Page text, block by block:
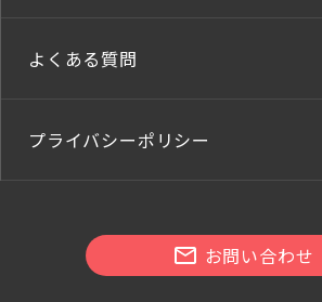
よくある質問
プライバシーポリシー
お問い合わせ